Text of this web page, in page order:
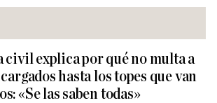
civil explica por qué no multa a
hasta los topes que van
«Se las saben todas»